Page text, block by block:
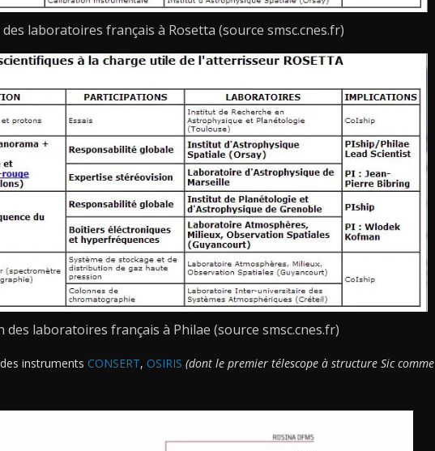
laboratoires français à Rosetta (source smsc.cnes.fr)
laboratoires français à Philae (source smsc.cnes.fr)
instruments CONSERT, OSIRIS (dont le premier télescope à structure Sic comme